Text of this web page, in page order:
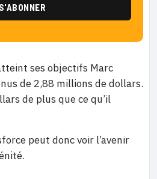
ses objectifs Marc
de 2,88 millions de dollars.
de plus que ce qu’il
peut donc voir l’avenir